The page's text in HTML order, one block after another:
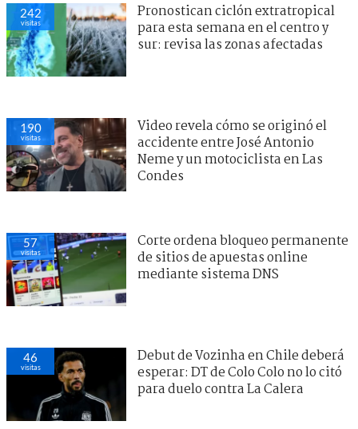
242
visitas
Pronostican ciclón extratropical
para esta semana en el centro y
sur: revisa las zonas afectadas
190
visitas
Video revela cómo se originó el
accidente entre José Antonio
Neme y un motociclista en Las
Condes
57
visitas
Corte ordena bloqueo permanente
de sitios de apuestas online
mediante sistema DNS
46
visitas
Debut de Vozinha en Chile deberá
esperar: DT de Colo Colo no lo citó
para duelo contra La Calera